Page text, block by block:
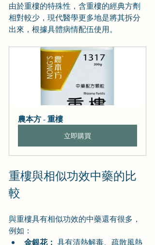
由於重樓的特殊性，含重樓的經典方劑
相對較少，現代醫學更多地是將其拆分
出來，根據具體病情配伍使用。
農本方 - 重樓
立即購買
重樓與相似功效中藥的比
較
與重樓具有相似功效的中藥還有很多，
例如：
金銀花： 具有清熱解毒、疏散風熱